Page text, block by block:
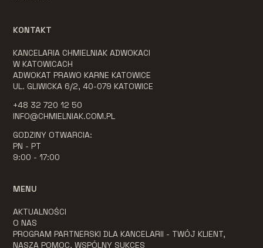
KONTAKT
KANCELARIA CHMIELNIAK ADWOKACI
W KATOWICACH
ADWOKAT PRAWO KARNE KATOWICE
UL. GLIWICKA 6/2, 40-079 KATOWICE
+48 32 720 12 50
INFO@CHMIELNIAK.COM.PL
GODZINY OTWARCIA:
PN - PT
9:00 - 17:00
MENU
AKTUALNOŚCI
O NAS
PROGRAM PARTNERSKI DLA KANCELARII - TWÓJ KLIENT,
NASZA POMOC, WSPÓLNY SUKCES